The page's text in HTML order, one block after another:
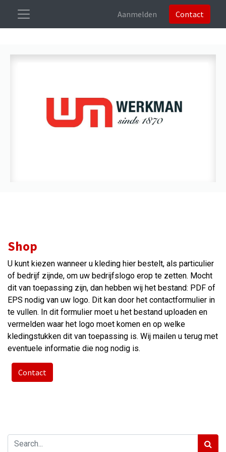
Aanmelden Contact
Shop
U kunt kiezen wanneer u kleding hier bestelt, als particulier
of bedrijf zijnde, om uw bedrijfslogo erop te zetten. Mocht
dit van toepassing zijn, dan hebben wij het bestand: PDF of
EPS nodig van uw logo. Dit kan door het contactformulier in
te vullen. In dit formulier moet u het bestand uploaden en
vermelden waar het logo moet komen en op welke
kledingstukken dit van toepassing is. Wij mailen u terug met
eventuele informatie die nog nodig is.
Contact